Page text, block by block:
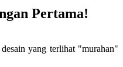
Pertama!
yang terlihat "murahan"